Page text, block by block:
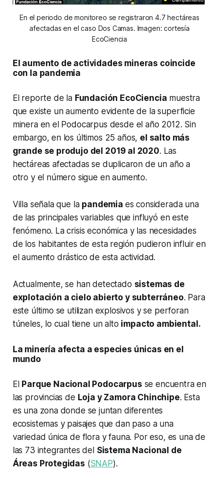
En el periodo de monitoreo se registraron 4.7 hectáreas
afectadas en el caso Dos Camas. Imagen: cortesía
EcoCiencia
El aumento de actividades mineras coincide
con la pandemia
El reporte de la Fundación EcoCiencia muestra
que existe un aumento evidente de la superficie
minera en el Podocarpus desde el año 2012. Sin
embargo, en los últimos 25 años, el salto más
grande se produjo del 2019 al 2020. Las
hectáreas afectadas se duplicaron de un año a
otro y el número sigue en aumento.
Villa señala que la pandemia es considerada una
de las principales variables que influyó en este
fenómeno. La crisis económica y las necesidades
de los habitantes de esta región pudieron influir en
el aumento drástico de esta actividad.
Actualmente, se han detectado sistemas de
explotación a cielo abierto y subterráneo. Para
este último se utilizan explosivos y se perforan
túneles, lo cual tiene un alto impacto ambiental.
La minería afecta a especies únicas en el
mundo
El Parque Nacional Podocarpus se encuentra en
las provincias de Loja y Zamora Chinchipe. Esta
es una zona donde se juntan diferentes
ecosistemas y paisajes que dan paso a una
variedad única de flora y fauna. Por eso, es una de
las 73 integrantes del Sistema Nacional de
Áreas Protegidas (SNAP).